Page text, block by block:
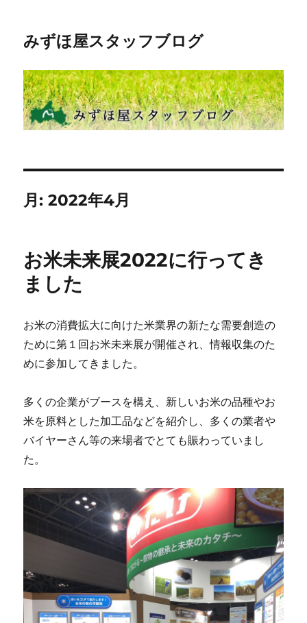
みずほ屋スタッフブログ
月:2022年4月
お米未来展2022に行ってき
ました
お米の消費拡大に向けた米業界の新たな需要創造の
ために第１回お米未来展が開催され、情報収集のた
めに参加してきました。
多くの企業がブースを構え、新しいお米の品種やお
米を原料とした加工品などを紹介し、多くの業者や
バイヤーさん等の来場者でとても賑わっていまし
た。